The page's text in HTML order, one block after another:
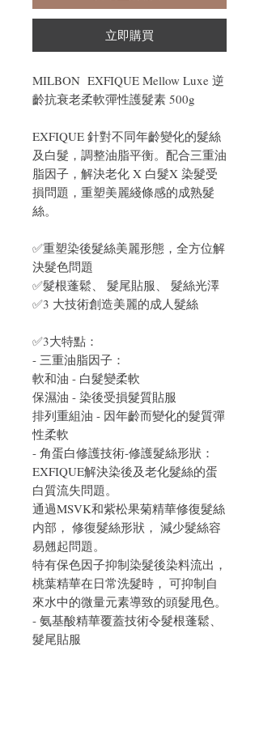
立即購買
MILBON EXFIQUE Mellow Luxe 逆
齡抗衰老柔軟彈性護髮素 500g
EXFIQUE 針對不同年齡變化的髮絲
及白髮，調整油脂平衡。配合三重油
脂因子，解決老化 X 白髮X 染髮受
損問題，重塑美麗綫條感的成熟髮
絲。
✅重塑染後髮絲美麗形態，全方位解
決髮色問題
✅髮根蓬鬆、 髮尾貼服、 髮絲光澤
✅3 大技術創造美麗的成人髮絲
✅3大特點：
- 三重油脂因子：
軟和油 - 白髮變柔軟
保濕油 - 染後受損髮質貼服
排列重組油 - 因年齡而變化的髮質彈
性柔軟
- 角蛋白修護技術-修護髮絲形狀：
EXFIQUE解決染後及老化髮絲的蛋
白質流失問題。
通過MSVK和紫松果菊精華修復髮絲
内部， 修復髮絲形狀， 減少髮絲容
易翹起問題。
特有保色因子抑制染髮後染料流出，
桃葉精華在日常洗髮時， 可抑制自
來水中的微量元素導致的頭髮甩色。
- 氨基酸精華覆蓋技術令髮根蓬鬆、
髮尾貼服